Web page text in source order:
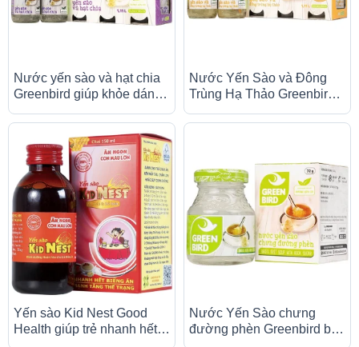
Nước yến sào và hạt chia
Greenbird giúp khỏe dáng
lượng (6 chai x 185ml)
Nước Yến Sào và Đông
Trùng Hạ Thảo Greenbird
sức khỏe (6 chai x 185ml)
Yến sào Kid Nest Good
Health giúp trẻ nhanh hết
Nước Yến Sào chưng
đường phèn Greenbird bồi